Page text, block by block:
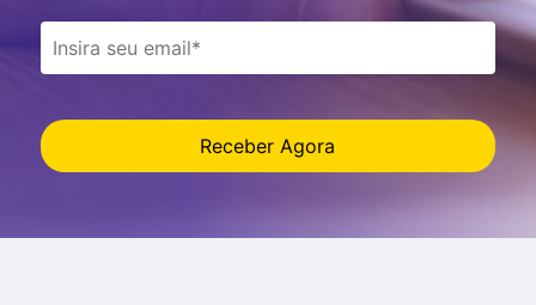
Receber Agora